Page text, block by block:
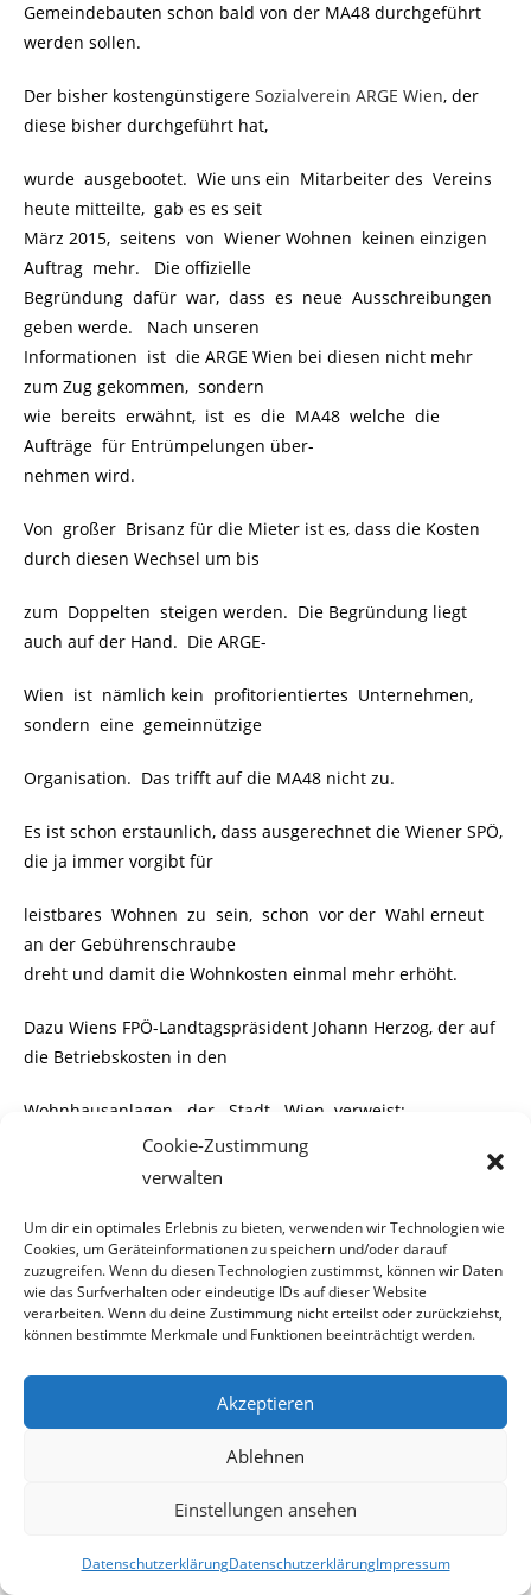
Cookie-Zustimmung
verwalten
Um dir ein optimales Erlebnis zu bieten, verwenden wir Technologien wie
Cookies, um Geräteinformationen zu speichern und/oder darauf
zuzugreifen. Wenn du diesen Technologien zustimmst, können wir Daten
wie das Surfverhalten oder eindeutige IDs auf dieser Website
verarbeiten. Wenn du deine Zustimmung nicht erteilst oder zurückziehst,
können bestimmte Merkmale und Funktionen beeinträchtigt werden.
Akzeptieren
Ablehnen
Einstellungen ansehen
DatenschutzerklärungDatenschutzerklärungImpressum
Gemeindebauten schon bald von der MA48 durchgeführt
werden sollen.
Der bisher kostengünstigere Sozialverein ARGE Wien, der
diese bisher durchgeführt hat,
wurde ausgebootet. Wie uns ein Mitarbeiter des Vereins
heute mitteilte, gab es es seit
März 2015, seitens von Wiener Wohnen keinen einzigen
Auftrag mehr. Die offizielle
Begründung dafür war, dass es neue Ausschreibungen
geben werde. Nach unseren
Informationen ist die ARGE Wien bei diesen nicht mehr
zum Zug gekommen, sondern
wie bereits erwähnt, ist es die MA48 welche die
Aufträge für Entrümpelungen über-
nehmen wird.
Von großer Brisanz für die Mieter ist es, dass die Kosten
durch diesen Wechsel um bis
zum Doppelten steigen werden. Die Begründung liegt
auch auf der Hand. Die ARGE-
Wien ist nämlich kein profitorientiertes Unternehmen,
sondern eine gemeinnützige
Organisation. Das trifft auf die MA48 nicht zu.
Es ist schon erstaunlich, dass ausgerechnet die Wiener SPÖ,
die ja immer vorgibt für
leistbares Wohnen zu sein, schon vor der Wahl erneut
an der Gebührenschraube
dreht und damit die Wohnkosten einmal mehr erhöht.
Dazu Wiens FPÖ-Landtagspräsident Johann Herzog, der auf
die Betriebskosten in den
Wohnhausanlagen der Stadt Wien verweist:
„Betriebskosten mit 2,40 Euro pro
Quadratmeter sind nicht nur im Bereich
sind, sondern Wiener Wohnen kassiert auch deutlich mehr
als private Vermieter.“
Unser Resümee: Das Bekenntnis zu günstigem Wohnen ist
also als Lippenbekenntnis
und reiner Wahlkampf-Schmäh der Häupl-SPÖ zu werten.